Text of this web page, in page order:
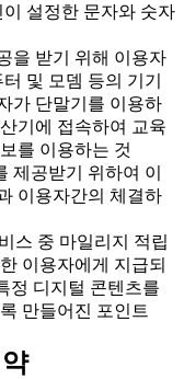
설정한 문자와 숫자
을 받기 위해 이용자
및 모뎀 등의 기기
가 단말기를 이용하
기에 접속하여 교육
를 이용하는 것
공받기 위하여 이
이용자간의 체결하
스 중 마일리지 적립
이용자에게 지급되
정 디지털 콘텐츠를
만들어진 포인트